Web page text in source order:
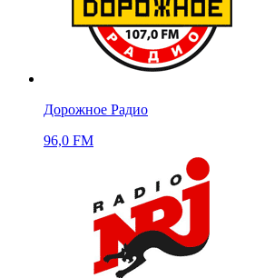
Дорожное Радио
96,0 FM